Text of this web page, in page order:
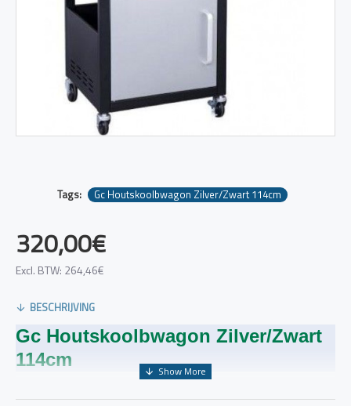
Tags: Gc Houtskoolbwagon Zilver/Zwart 114cm
320,00€
Excl. BTW: 264,46€
BESCHRIJVING
Gc Houtskoolbwagon Zilver/Zwart
114cm